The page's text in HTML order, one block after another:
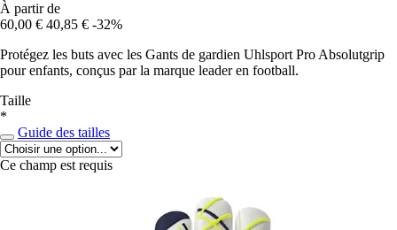
À partir de
60,00 € 40,85 € -32%
Protégez les buts avec les Gants de gardien Uhlsport Pro Absolutgrip
pour enfants, conçus par la marque leader en football.
Taille
*
Guide des tailles
Ce champ est requis